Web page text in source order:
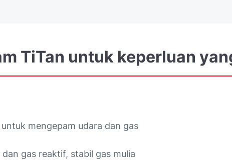
TiTan untuk keperluan
mengepam udara dan gas
gas reaktif, stabil gas mulia